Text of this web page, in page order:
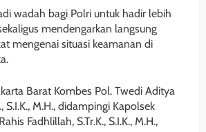
wadah bagi Polri untuk hadir lebih
mendengarkan langsung
mengenai situasi keamanan di
Barat Kombes Pol. Twedi Aditya
S.I.K., M.H., didampingi Kapolsek
Fadhlillah, S.Tr.K., S.I.K., M.H.,